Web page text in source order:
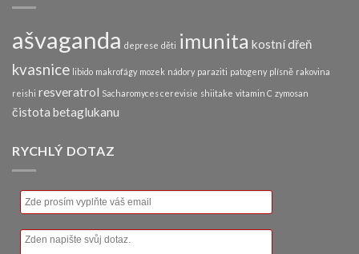
ašvaganda deprese děti imunita kostní dřeň
kvasnice libido makrofágy mozek nádory paraziti patogeny plísně rakovina
reishi resveratrol Sacharomyces cerevisie shiitake vitamin C zymosan
čistota betaglukanu
RYCHLÝ DOTAZ